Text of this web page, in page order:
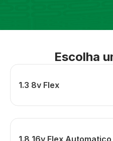
Escolha
1.3 8v Flex
1.8 16v Flex Automatico